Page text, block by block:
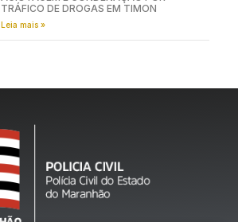
TRÁFICO DE DROGAS EM TIMON
Leia mais »